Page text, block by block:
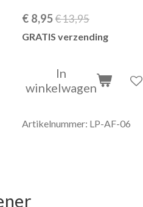
€ 8,95€ 13,95
GRATIS verzending
In
winkelwagen
Artikelnummer: LP-AF-06